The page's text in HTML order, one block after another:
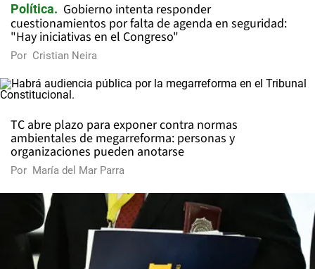
Política
Gobierno intenta responder
cuestionamientos por falta de agenda en seguridad:
"Hay iniciativas en el Congreso"
Por Cristian Neira
TC abre plazo para exponer contra normas
ambientales de megarreforma: personas y
organizaciones pueden anotarse
Por María del Mar Parra